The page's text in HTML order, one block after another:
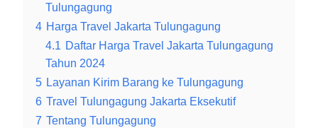
Tulungagung
4 Harga Travel Jakarta Tulungagung
4.1 Daftar Harga Travel Jakarta Tulungagung
Tahun 2024
5 Layanan Kirim Barang ke Tulungagung
6 Travel Tulungagung Jakarta Eksekutif
7 Tentang Tulungagung